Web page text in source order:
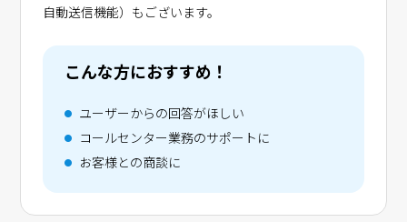
自動送信機能）もございます。
こんな方におすすめ！
ユーザーからの回答がほしい
コールセンター業務のサポートに
お客様との商談に